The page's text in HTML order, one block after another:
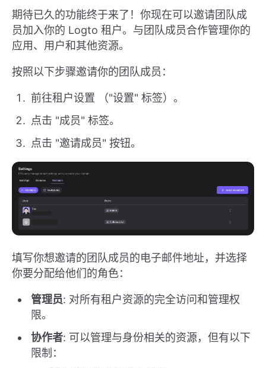
期待已久的功能终于来了！你现在可以邀请团队成
员加入你的 Logto 租户。与团队成员合作管理你的
应用、用户和其他资源。
按照以下步骤邀请你的团队成员：
前往租户设置 （"设置" 标签）。
点击 "成员" 标签。
点击 "邀请成员" 按钮。
填写你想邀请的团队成员的电子邮件地址，并选择
你要分配给他们的角色：
管理员: 对所有租户资源的完全访问和管理权
限。
协作者: 可以管理与身份相关的资源，但有以下
限制：